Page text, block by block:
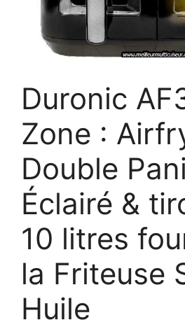
Duronic
Zone :
Double
Éclairé &
10 litres
la Friteuse
Huile